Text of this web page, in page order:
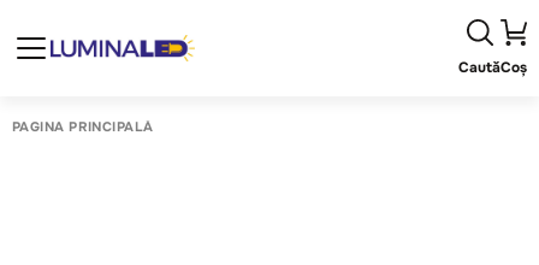
CautăCoș
PAGINA PRINCIPALĂ